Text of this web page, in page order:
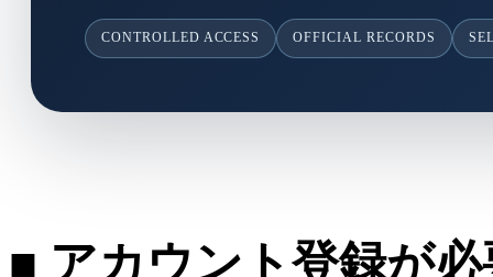
CONTROLLED ACCESS OFFICIAL RECORDS
■ アカウント登録が